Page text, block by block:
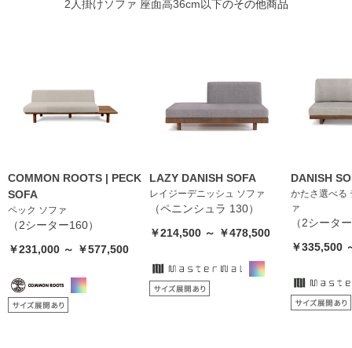
2人掛けソファ 座面高36cm以下のその他商品
COMMON ROOTS | PECK
SOFA
ペック ソファ
（2シーター160）
￥231,000 ～ ￥577,500
LAZY DANISH SOFA
レイジーデニッシュ ソファ
（ペニンシュラ 130）
￥214,500 ～ ￥478,500
DANISH
かたさ選べる
ァ
（2シータ
￥335,500